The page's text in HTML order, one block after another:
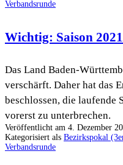
Verbandsrunde
Wichtig: Saison
Das Land Baden-
verschärft. Daher hat das
beschlossen, die laufende
vorerst zu unterbrechen.
Veröffentlicht am 4. Dezember
Kategorisiert als Bezirkspokal
Verbandsrunde